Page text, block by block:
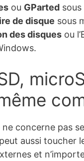
ou GParted sous
de disque sous
des disques ou
concerne pas
aussi toucher
et